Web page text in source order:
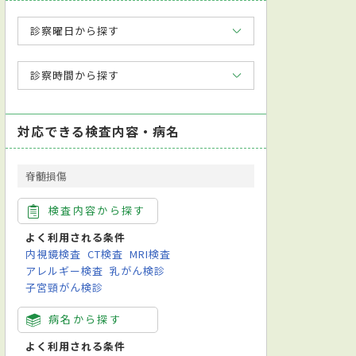
診察曜日から探す
診察時間から探す
対応できる検査内容・病名
脊髄損傷
検査内容から探す
よく利用される条件
内視鏡検査 CT検査 MRI検査
アレルギー検査 乳がん検診
子宮頸がん検診
病名から探す
よく利用される条件